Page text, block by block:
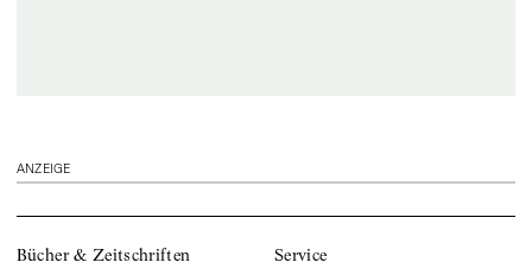
ANZEIGE
Bücher & Zeitschriften Service